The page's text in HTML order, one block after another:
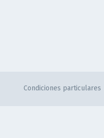
Condiciones particulares